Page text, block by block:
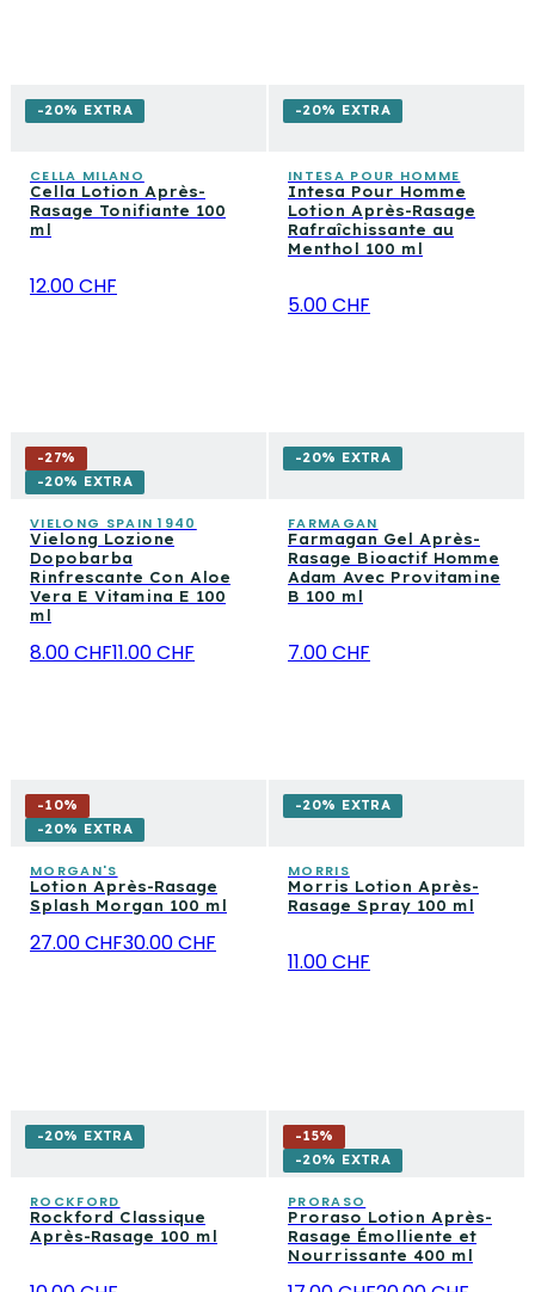
-20% EXTRA
CELLA MILANO
Cella Lotion Après-
Rasage Tonifiante 100
ml
12.00 CHF
-20% EXTRA
INTESA POUR HOMME
Intesa Pour Homme
Lotion Après-Rasage
Rafraîchissante au
Menthol 100 ml
5.00 CHF
-27%
-20% EXTRA
VIELONG SPAIN 1940
Vielong Lozione
Dopobarba
Rinfrescante Con Aloe
Vera E Vitamina E 100
ml
8.00 CHF11.00 CHF
-20% EXTRA
FARMAGAN
Farmagan Gel Après-
Rasage Bioactif Homme
Adam Avec Provitamine
B 100 ml
7.00 CHF
-10%
-20% EXTRA
MORGAN'S
Lotion Après-Rasage
Splash Morgan 100 ml
27.00 CHF30.00 CHF
-20% EXTRA
MORRIS
Morris Lotion Après-
Rasage Spray 100 ml
11.00 CHF
-20% EXTRA
ROCKFORD
Rockford Classique
Après-Rasage 100 ml
-15%
-20% EXTRA
PRORASO
Proraso Lotion Après-
Rasage Émolliente et
Nourrissante 400 ml